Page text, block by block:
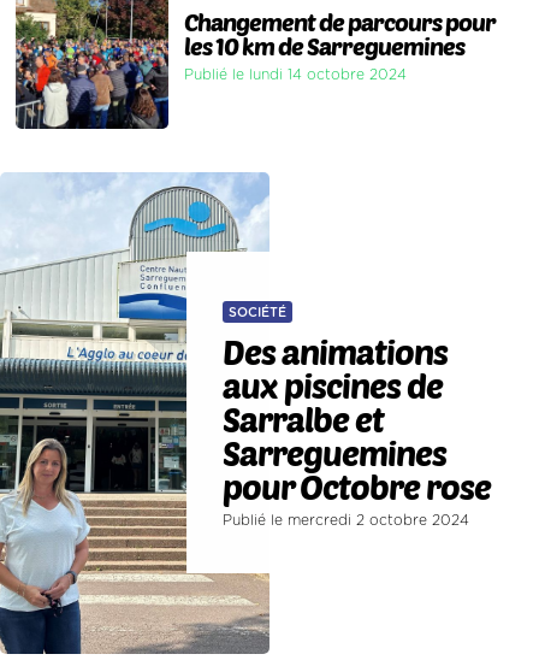
Changement de parcours pour
les 10 km de Sarreguemines
Publié le lundi 14 octobre 2024
SOCIÉTÉ
Des animations
aux piscines de
Sarralbe et
Sarreguemines
pour Octobre rose
Publié le mercredi 2 octobre 2024